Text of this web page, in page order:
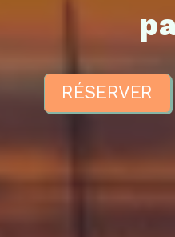
RÉSERVER